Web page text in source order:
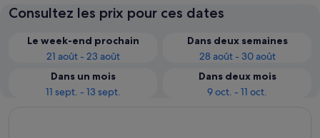
Consultez les prix pour ces dates
Le week-end prochain
21 août - 23 août
Dans deux semaines
28 août - 30 août
Dans un mois
11 sept. - 13 sept.
Dans deux mois
9 oct. - 11 oct.